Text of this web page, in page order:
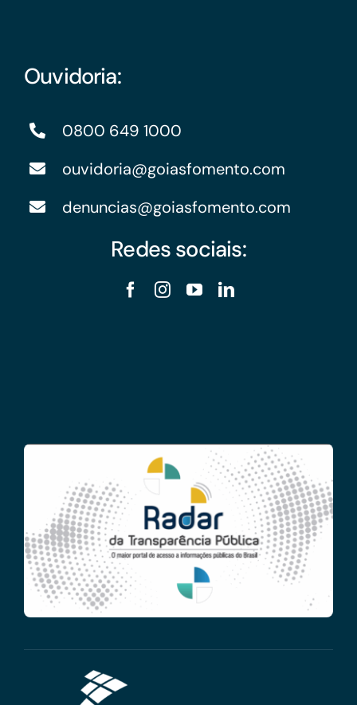
Ouvidoria:
0800 649 1000
ouvidoria@goiasfomento.com
denuncias@goiasfomento.com
Redes sociais: